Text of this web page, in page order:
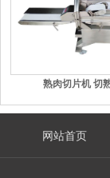
熟肉切片机 切
网站首页